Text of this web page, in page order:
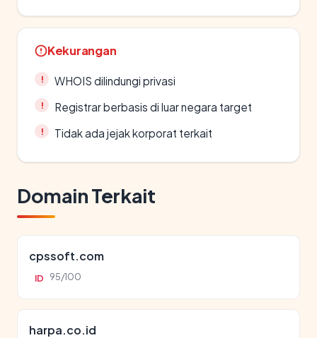
Kekurangan
WHOIS dilindungi privasi
Registrar berbasis di luar negara target
Tidak ada jejak korporat terkait
Domain Terkait
cpssoft.com
ID 95/100
harpa.co.id